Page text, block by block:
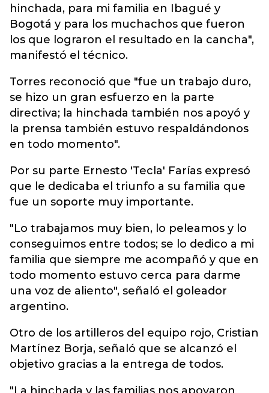
hinchada, para mi familia en Ibagué y
Bogotá y para los muchachos que fueron
los que lograron el resultado en la cancha",
manifestó el técnico.
Torres reconoció que "fue un trabajo duro,
se hizo un gran esfuerzo en la parte
directiva; la hinchada también nos apoyó y
la prensa también estuvo respaldándonos
en todo momento".
Por su parte Ernesto 'Tecla' Farías expresó
que le dedicaba el triunfo a su familia que
fue un soporte muy importante.
"Lo trabajamos muy bien, lo peleamos y lo
conseguimos entre todos; se lo dedico a mi
familia que siempre me acompañó y que en
todo momento estuvo cerca para darme
una voz de aliento", señaló el goleador
argentino.
Otro de los artilleros del equipo rojo, Cristian
Martínez Borja, señaló que se alcanzó el
objetivo gracias a la entrega de todos.